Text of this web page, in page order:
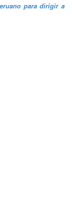
para dirigir a